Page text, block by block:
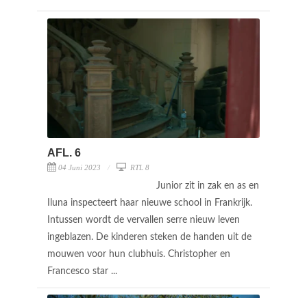
AFL. 6
04 Juni 2023 RTL 8
Junior zit in zak en as en
Iluna inspecteert haar nieuwe school in Frankrijk.
Intussen wordt de vervallen serre nieuw leven
ingeblazen. De kinderen steken de handen uit de
mouwen voor hun clubhuis. Christopher en
Francesco star ...